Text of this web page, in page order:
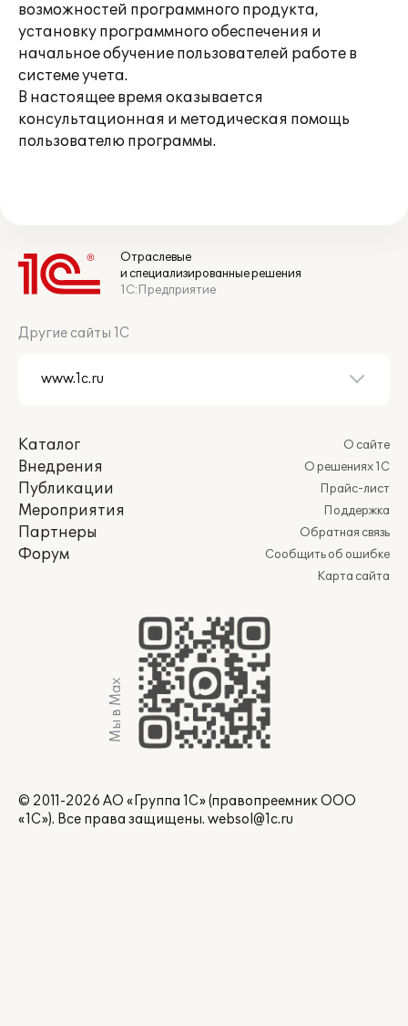
возможностей программного продукта,
установку программного обеспечения и
начальное обучение пользователей работе в
системе учета.
В настоящее время оказывается
консультационная и методическая помощь
пользователю программы.
Отраслевые
и специализированные решения
1С:Предприятие
Другие сайты 1С
Каталог
Внедрения
Публикации
Мероприятия
Партнеры
Форум
О сайте
О решениях 1С
Прайс-лист
Поддержка
Обратная связь
Сообщить об ошибке
Карта сайта
Мы в Max
© 2011-2026 АО «Группа 1С» (правопреемник ООО
«1С»). Все права защищены. websol@1c.ru